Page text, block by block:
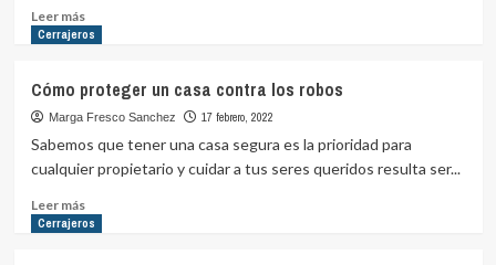
vacaciones
Leer másLeer
más
importancia
de
lubricar
cerraduras
Cerrajeros
Cómo proteger un casa contra los robos
Marga Fresco Sanchez 17 febrero, 2022
Sabemos que tener una casa segura es la prioridad para
cualquier propietario y cuidar a tus seres queridos resulta ser...
Leer másLeer
más
Cerrajeros